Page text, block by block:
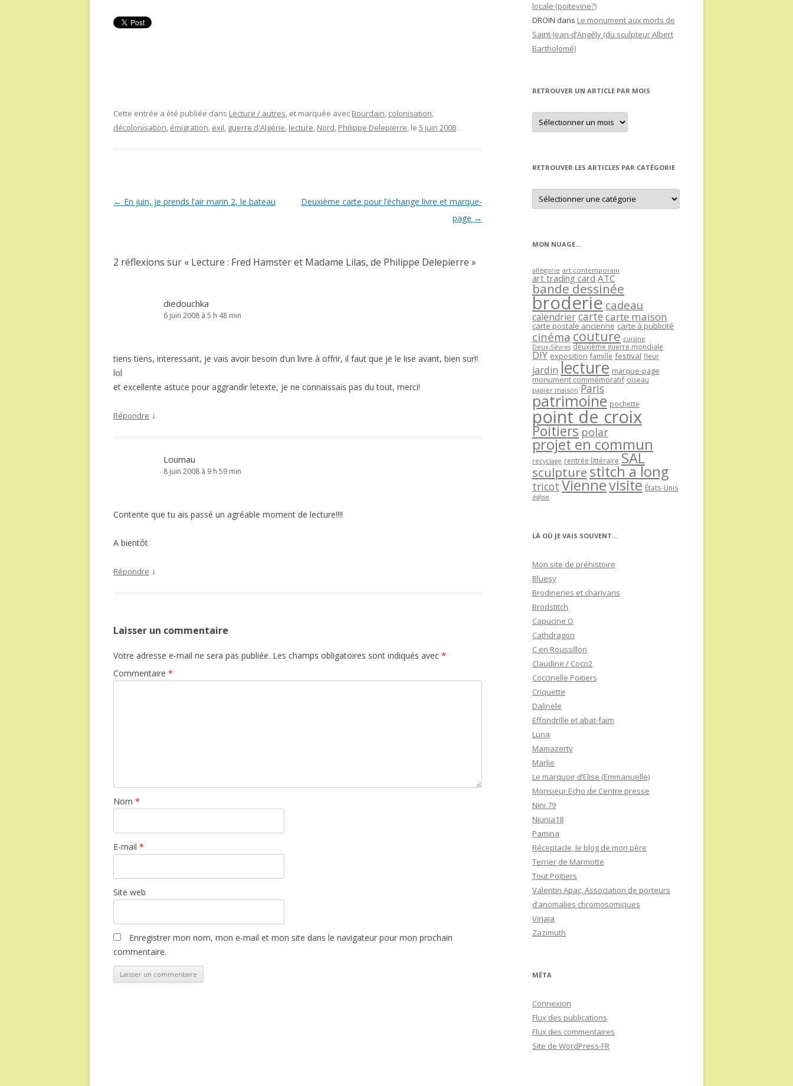
Cette entrée a été publiée dans Lecture / autres, et marquée avec Bourdain, colonisation,
décolonisation, émigration, exil, guerre d'Algérie, lecture, Nord, Philippe Delepierre, le 5 juin 2008 .
Navigation
← En juin, je prends l’air marin 2, le bateau
Deuxième carte pour l’échange livre et marque-
page →
2 réflexions sur « Lecture : Fred Hamster et Madame Lilas, de Philippe Delepierre »
diedouchka
6 juin 2008 à 5 h 48 min
tiens tiens, interessant, je vais avoir besoin d’un livre à offrir, il faut que je le lise avant, bien sur!!
lol
et excellente astuce pour aggrandir letexte, je ne connaissais pas du tout, merci!
Répondre ↓
Loumau
8 juin 2008 à 9 h 59 min
Contente que tu ais passé un agréable moment de lecture!!!!
A bientôt
Répondre ↓
Laisser un commentaire
Votre adresse e-mail ne sera pas publiée. Les champs obligatoires sont indiqués avec *
Commentaire *
Nom *
E-mail *
Site web
Enregistrer mon nom, mon e-mail et mon site dans le navigateur pour mon prochain
commentaire.
locale (poitevine?)
DROIN dans Le monument aux morts de
Saint-Jean-d’Angély (du sculpteur Albert
Bartholomé)
RETROUVER UN ARTICLE PAR MOIS
Retrouver
un
article
RETROUVER LES ARTICLES PAR CATÉGORIE
Retrouver
les
articles
MON NUAGE…
allégorie art contemporain
art trading card ATC
bande dessinée
broderie cadeau
calendriercartecarte maison
carte postale ancienne carte à publicité
cinéma couture cuisine
Deux-Sèvres deuxième guerre mondiale
DIY exposition famille festival fleur
jardin lecture marque-page
monument commémoratif oiseau
papier maison Paris
patrimoine pochette
point de croix
Poitiers polar
projet en commun
recyclage rentrée littéraire SAL
sculpture stitch a long
tricot Viennevisite États-Unis
église
LÀ OÙ JE VAIS SOUVENT…
Mon site de préhistoire
Bluesy
Brodineries et charivaris
Brodstitch
Capucine O
Cathdragon
C en Roussillon
Claudine / Coco2
Coccinelle Poitiers
Criquette
Dalinele
Effondrille et abat-faim
Luna
Mamazerty
Marlie
Le marquoir d’Elise (Emmanuelle)
Monsieur Echo de Centre presse
Nini 79
Niunia18
Pamina
Réceptacle, le blog de mon père
Terrier de Marmotte
Tout Poitiers
Valentin Apac, Association de porteurs
d’anomalies chromosomiques
Virjaja
Zazimuth
MÉTA
Connexion
Flux des publications
Flux des commentaires
Site de WordPress-FR